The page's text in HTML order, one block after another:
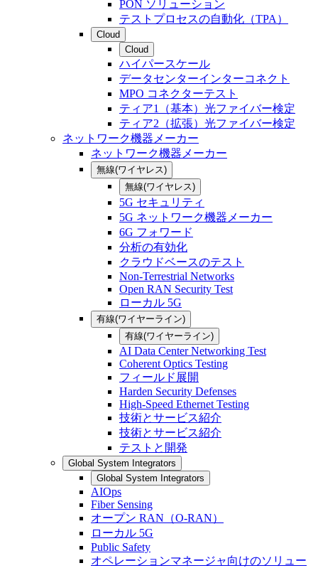
PON ソリューション
テストプロセスの自動化（TPA）
Cloud
Cloud
ハイパースケール
データセンターインターコネクト
MPO コネクターテスト
ティア1（基本）光ファイバー検定
ティア2（拡張）光ファイバー検定
ネットワーク機器メーカー
ネットワーク機器メーカー
無線(ワイヤレス)
無線(ワイヤレス)
5G セキュリティ
5G ネットワーク機器メーカー
6G フォワード
分析の有効化
クラウドベースのテスト
Non-Terrestrial Networks
Open RAN Security Test
ローカル 5G
有線(ワイヤーライン)
有線(ワイヤーライン)
AI Data Center Networking Test
Coherent Optics Testing
フィールド展開
Harden Security Defenses
High-Speed Ethernet Testing
技術とサービス紹介
技術とサービス紹介
テストと開発
Global System Integrators
Global System Integrators
AIOps
Fiber Sensing
オープン RAN（O-RAN）
ローカル 5G
Public Safety
オペレーションマネージャ向けのソリュー